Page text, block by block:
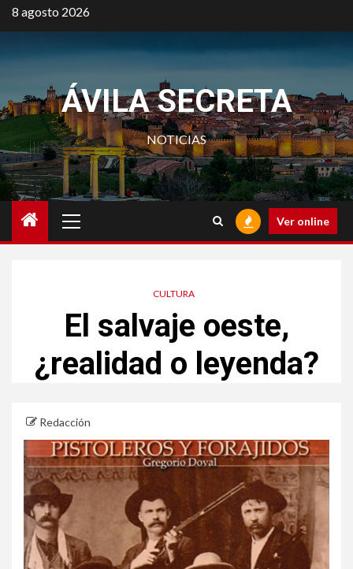
Saltar
al
8 agosto 2026
ÁVILA SECRETA
NOTICIAS
principal
Ver online
CULTURA
El salvaje oeste,
¿realidad o leyenda?
Redacción